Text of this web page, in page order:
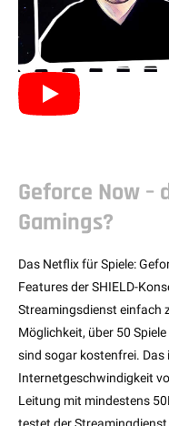
Geforce Now
Gamings?
Das Netflix für Spiele:
Features der SHIELD-
Streamingsdienst einfach
Möglichkeit, über 50
sind sogar kostenfrei. Das
Internetgeschwindigkeit
Leitung mit mindestens